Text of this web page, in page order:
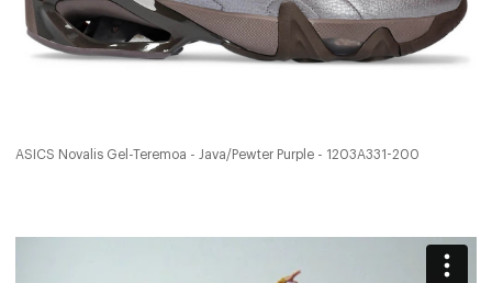
ASICS Novalis Gel-Teremoa - Java/Pewter Purple - 1203A331-200